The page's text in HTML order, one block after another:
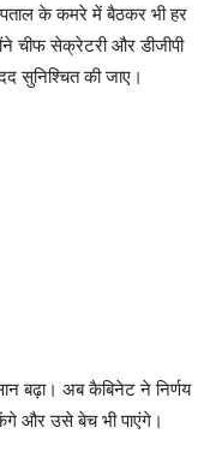
के कमरे में बैठकर भी हर
चीफ सेक्रेटरी और डीजीपी
सुनिश्चित की जाए।
बढ़ा। अब कैबिनेट ने निर्णय
और उसे बेच भी पाएंगे।